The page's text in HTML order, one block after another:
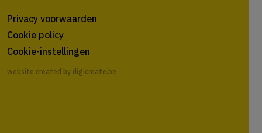
Privacy voorwaarden
Cookie policy
Cookie-instellingen
website created by digicreate.be